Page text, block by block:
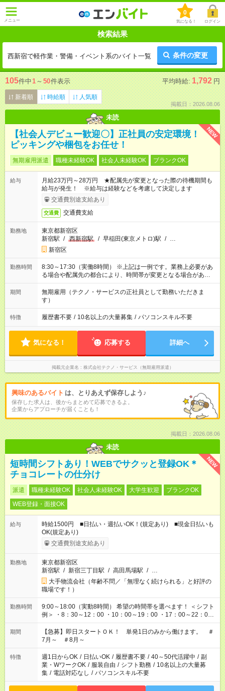
メニュー
0
気になる！ ログイン
検索結果
西新宿で軽作業・警備・イベント系のバイト一覧 条件の変更
105件中1 ～ 50件表示 平均時給: 1,792 円
新着順 時給順 人気順
掲載日：2026.08.06
未読
NEW
【社会人デビュー歓迎〇】正社員の安定環境！
ピッキングや梱包をお任せ！
無期雇用派遣 職種未経験OK 社会人未経験OK ブランクOK
給与
月給23万円～28万円 ★配属先が変更となった際の待機期間も
給与が発生！ ※給与は経験などを考慮して決定します
交通費別途支給あり
交通費 交通費支給
勤務地
東京都新宿区
新宿駅 / 西新宿駅 / 早稲田(東京メトロ)駅 / …
新宿区
勤務時間
8:30～17:30（実働8時間） ※上記は一例です。業務上必要があ
る場合や配属先の都合により、時間帯が変更となる場合があり
ます。
期間
無期雇用（テクノ・サービスの正社員として勤務いただきま
す）
特徴 履歴書不要 / 10名以上の大量募集 / パソコンスキル不要
気になる！ 応募する 詳細へ
掲載元企業名 株式会社テクノ・サービス（無期雇用派遣）
興味のあるバイト は、とりあえず保存しよう♪
保存した求人は、後からまとめて応募できるよ。
企業からアプローチが届くことも！
掲載日：2026.08.06
未読
NEW
短時間シフトあり！WEBでサクッと登録OK＊
チョコレートの仕分け
派遣 職種未経験OK 社会人未経験OK 大学生歓迎
ブランクOK
WEB登録・面接OK
給与
時給1500円 ■日払い・週払いOK！(規定あり) ■現金日払いも
OK(規定あり)
交通費別途支給あり
勤務地
東京都新宿区
新宿駅 / 新宿三丁目駅 / 高田馬場駅 / …
大手物流会社（年齢不問／「無理なく続けられる」と好評の
職場です！）
勤務時間
9:00～18:00（実動8時間） 希望の時間帯を選べます！ ＜シフト
例＞ ・8：30～12：00 ・10：00～19：00 ・17：00～22：00
・13：00～22：00 ・22：00～翌6：00 など
期間
【急募】即日スタートＯＫ！ 単発1日のみから働けます。 ＃
7月～ ＃8月～
特徴 週1日からOK / 日払いOK / 履歴書不要 / 40～50代活躍中 / 副
業・WワークOK / 服装自由 / シフト勤務 / 10名以上の大量募
集 / 電話対応なし / パソコンスキル不要